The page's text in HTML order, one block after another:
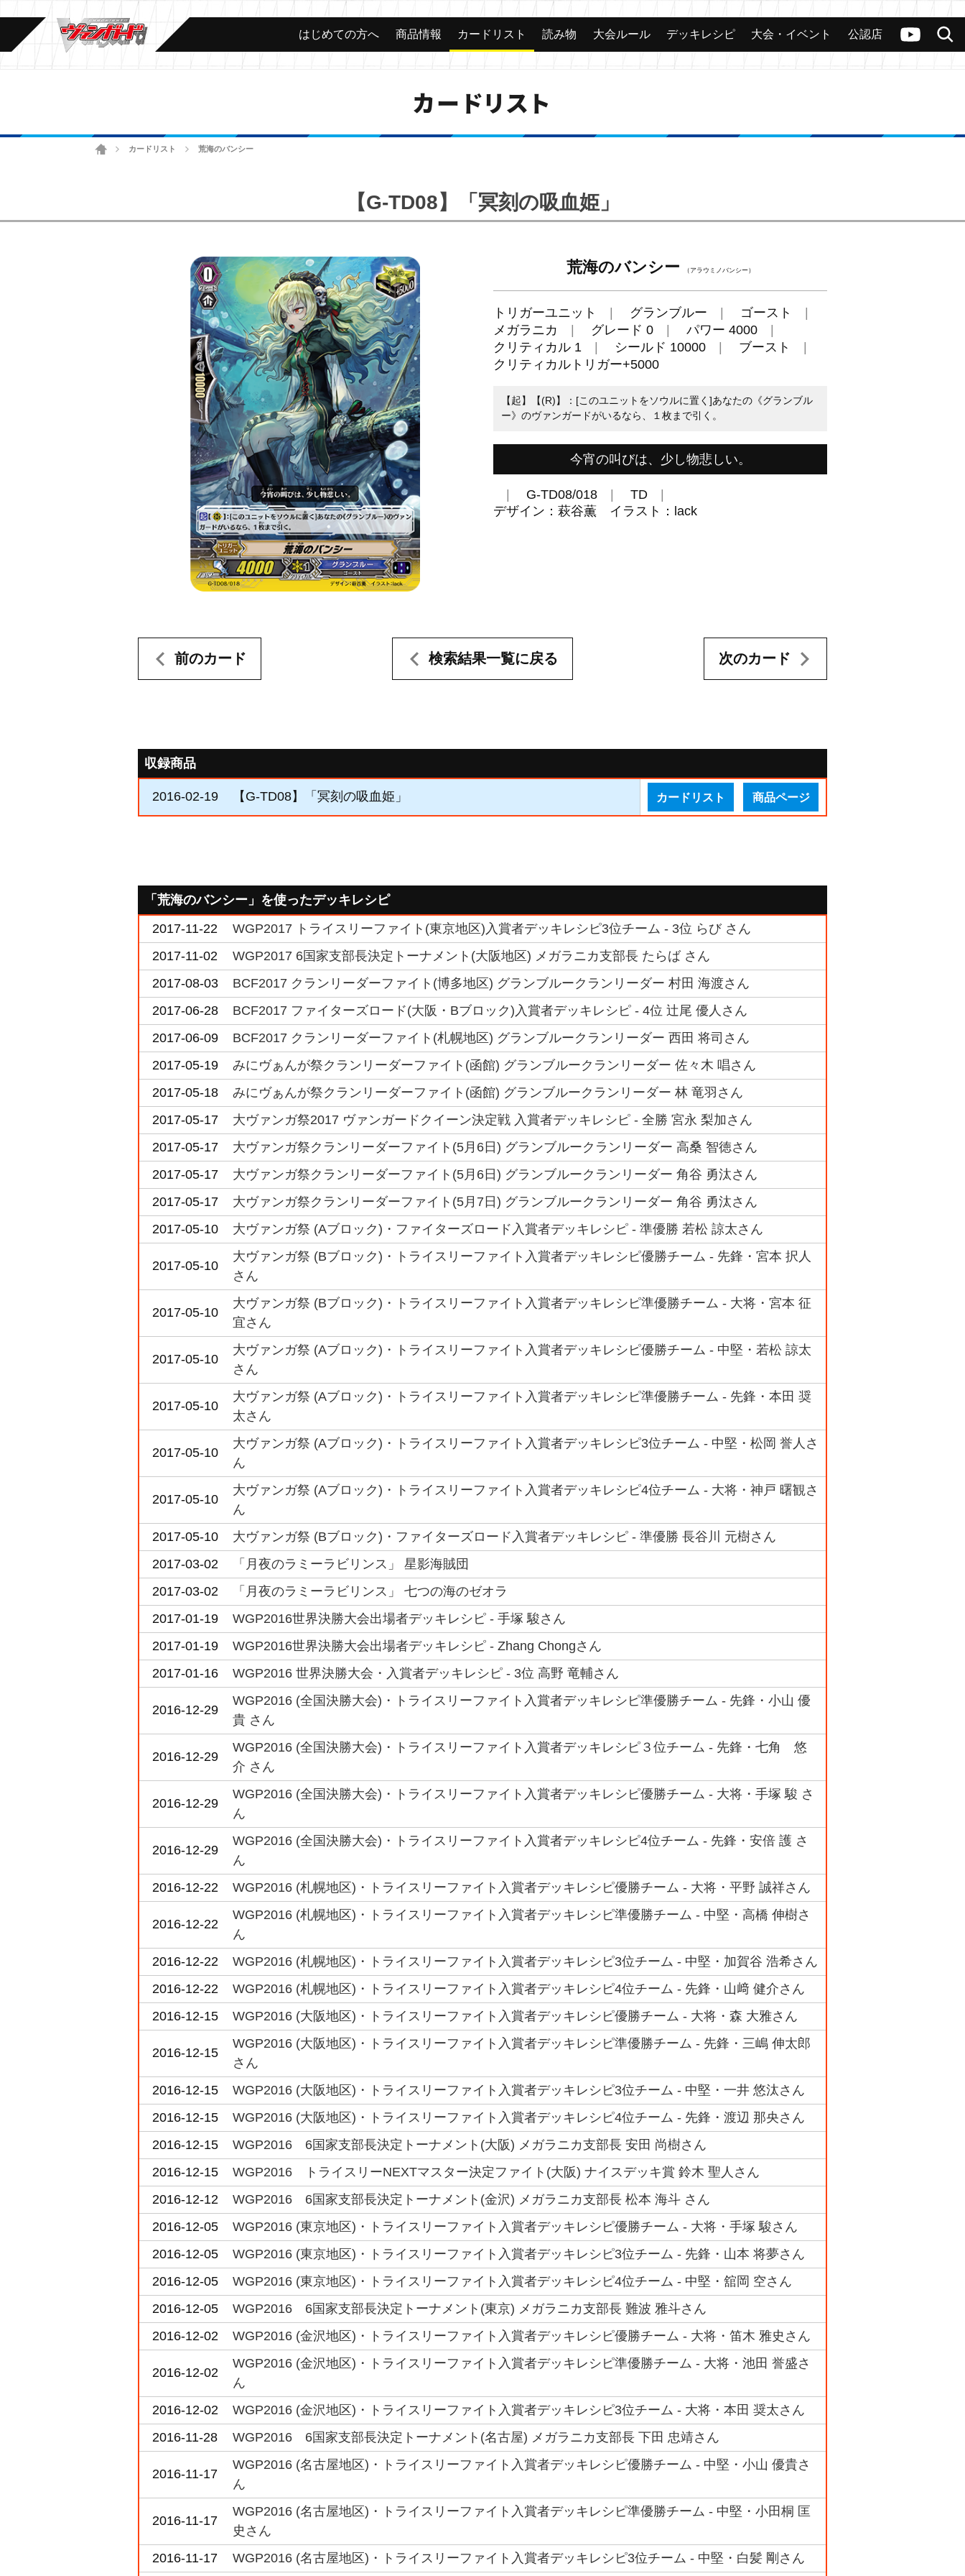
ヴァンガードch
検索
カード 大会 公認店舗 その他
はじめての方へ 商品情報 カードリスト 読み物 大会ルール デッキレシピ 大会・イベント 公認店
カードリスト
ホームカードリスト 荒海のバンシー
【G-TD08】「冥刻の吸血姫」
荒海のバンシー （アラウミノバンシー）
トリガーユニット グランブルー
ゴースト
メガラニカ
グレード 0
パワー 4000
クリティカル 1
シールド 10000
ブースト
クリティカルトリガー+5000
【起】【(R)】：[このユニットをソウルに置く]あなたの《グランブル
ー》のヴァンガードがいるなら、１枚まで引く。
今宵の叫びは、少し物悲しい。
G-TD08/018
TD
デザイン：萩谷薫 イラスト：lack
前のカード 検索結果一覧に戻る 次のカード
収録商品
2016-02-19 【G-TD08】「冥刻の吸血姫」 カードリスト 商品ページ
「荒海のバンシー」を使ったデッキレシピ
2017-11-22
WGP2017 トライスリーファイト(東京地区)入賞者デッキレシピ3位チーム - 3位 らび さん
2017-11-02
WGP2017 6国家支部長決定トーナメント(大阪地区) メガラニカ支部長 たらば さん
2017-08-03
BCF2017 クランリーダーファイト(博多地区) グランブルークランリーダー 村田 海渡さん
2017-06-28
BCF2017 ファイターズロード(大阪・Bブロック)入賞者デッキレシピ - 4位 辻尾 優人さん
2017-06-09
BCF2017 クランリーダーファイト(札幌地区) グランブルークランリーダー 西田 将司さん
2017-05-19
みにヴぁんが祭クランリーダーファイト(函館) グランブルークランリーダー 佐々木 唱さん
2017-05-18
みにヴぁんが祭クランリーダーファイト(函館) グランブルークランリーダー 林 竜羽さん
2017-05-17
大ヴァンガ祭2017 ヴァンガードクイーン決定戦 入賞者デッキレシピ - 全勝 宮永 梨加さん
2017-05-17
大ヴァンガ祭クランリーダーファイト(5月6日) グランブルークランリーダー 高桑 智徳さん
2017-05-17
大ヴァンガ祭クランリーダーファイト(5月6日) グランブルークランリーダー 角谷 勇汰さん
2017-05-17
大ヴァンガ祭クランリーダーファイト(5月7日) グランブルークランリーダー 角谷 勇汰さん
2017-05-10
大ヴァンガ祭 (Aブロック)・ファイターズロード入賞者デッキレシピ - 準優勝 若松 諒太さん
2017-05-10
大ヴァンガ祭 (Bブロック)・トライスリーファイト入賞者デッキレシピ優勝チーム - 先鋒・宮本 択人
さん
2017-05-10
大ヴァンガ祭 (Bブロック)・トライスリーファイト入賞者デッキレシピ準優勝チーム - 大将・宮本 征
宜さん
2017-05-10
大ヴァンガ祭 (Aブロック)・トライスリーファイト入賞者デッキレシピ優勝チーム - 中堅・若松 諒太
さん
2017-05-10
大ヴァンガ祭 (Aブロック)・トライスリーファイト入賞者デッキレシピ準優勝チーム - 先鋒・本田 奨
太さん
2017-05-10
大ヴァンガ祭 (Aブロック)・トライスリーファイト入賞者デッキレシピ3位チーム - 中堅・松岡 誉人さ
ん
2017-05-10
大ヴァンガ祭 (Aブロック)・トライスリーファイト入賞者デッキレシピ4位チーム - 大将・神戸 曙観さ
ん
2017-05-10
大ヴァンガ祭 (Bブロック)・ファイターズロード入賞者デッキレシピ - 準優勝 長谷川 元樹さん
2017-03-02
「月夜のラミーラビリンス」 星影海賊団
2017-03-02
「月夜のラミーラビリンス」 七つの海のゼオラ
2017-01-19
WGP2016世界決勝大会出場者デッキレシピ - 手塚 駿さん
2017-01-19
WGP2016世界決勝大会出場者デッキレシピ - Zhang Chongさん
2017-01-16
WGP2016 世界決勝大会・入賞者デッキレシピ - 3位 高野 竜輔さん
2016-12-29
WGP2016 (全国決勝大会)・トライスリーファイト入賞者デッキレシピ準優勝チーム - 先鋒・小山 優
貴 さん
2016-12-29
WGP2016 (全国決勝大会)・トライスリーファイト入賞者デッキレシピ３位チーム - 先鋒・七角 悠
介 さん
2016-12-29
WGP2016 (全国決勝大会)・トライスリーファイト入賞者デッキレシピ優勝チーム - 大将・手塚 駿 さ
ん
2016-12-29
WGP2016 (全国決勝大会)・トライスリーファイト入賞者デッキレシピ4位チーム - 先鋒・安倍 護 さ
ん
2016-12-22
WGP2016 (札幌地区)・トライスリーファイト入賞者デッキレシピ優勝チーム - 大将・平野 誠祥さん
2016-12-22
WGP2016 (札幌地区)・トライスリーファイト入賞者デッキレシピ準優勝チーム - 中堅・高橋 伸樹さ
ん
2016-12-22
WGP2016 (札幌地区)・トライスリーファイト入賞者デッキレシピ3位チーム - 中堅・加賀谷 浩希さん
2016-12-22
WGP2016 (札幌地区)・トライスリーファイト入賞者デッキレシピ4位チーム - 先鋒・山﨑 健介さん
2016-12-15
WGP2016 (大阪地区)・トライスリーファイト入賞者デッキレシピ優勝チーム - 大将・森 大雅さん
2016-12-15
WGP2016 (大阪地区)・トライスリーファイト入賞者デッキレシピ準優勝チーム - 先鋒・三嶋 伸太郎
さん
2016-12-15
WGP2016 (大阪地区)・トライスリーファイト入賞者デッキレシピ3位チーム - 中堅・一井 悠汰さん
2016-12-15
WGP2016 (大阪地区)・トライスリーファイト入賞者デッキレシピ4位チーム - 先鋒・渡辺 那央さん
2016-12-15
WGP2016 6国家支部長決定トーナメント(大阪) メガラニカ支部長 安田 尚樹さん
2016-12-15
WGP2016 トライスリーNEXTマスター決定ファイト(大阪) ナイスデッキ賞 鈴木 聖人さん
2016-12-12
WGP2016 6国家支部長決定トーナメント(金沢) メガラニカ支部長 松本 海斗 さん
2016-12-05
WGP2016 (東京地区)・トライスリーファイト入賞者デッキレシピ優勝チーム - 大将・手塚 駿さん
2016-12-05
WGP2016 (東京地区)・トライスリーファイト入賞者デッキレシピ3位チーム - 先鋒・山本 将夢さん
2016-12-05
WGP2016 (東京地区)・トライスリーファイト入賞者デッキレシピ4位チーム - 中堅・舘岡 空さん
2016-12-05
WGP2016 6国家支部長決定トーナメント(東京) メガラニカ支部長 難波 雅斗さん
2016-12-02
WGP2016 (金沢地区)・トライスリーファイト入賞者デッキレシピ優勝チーム - 大将・笛木 雅史さん
2016-12-02
WGP2016 (金沢地区)・トライスリーファイト入賞者デッキレシピ準優勝チーム - 大将・池田 誉盛さ
ん
2016-12-02
WGP2016 (金沢地区)・トライスリーファイト入賞者デッキレシピ3位チーム - 大将・本田 奨太さん
2016-11-28
WGP2016 6国家支部長決定トーナメント(名古屋) メガラニカ支部長 下田 忠靖さん
2016-11-17
WGP2016 (名古屋地区)・トライスリーファイト入賞者デッキレシピ優勝チーム - 中堅・小山 優貴さ
ん
2016-11-17
WGP2016 (名古屋地区)・トライスリーファイト入賞者デッキレシピ準優勝チーム - 中堅・小田桐 匡
史さん
2016-11-17
WGP2016 (名古屋地区)・トライスリーファイト入賞者デッキレシピ3位チーム - 中堅・白髪 剛さん